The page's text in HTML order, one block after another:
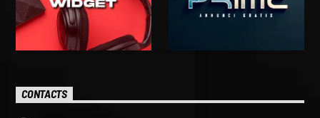
CONTACTS